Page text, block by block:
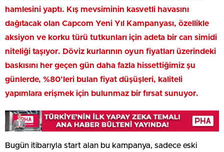
hamlesini yaptı. Kış mevsiminin kasvetli havasını
dağıtacak olan Capcom Yeni Yıl Kampanyası, özellikle
aksiyon ve korku türü tutkunları için adeta bir can simidi
niteliği taşıyor. Döviz kurlarının oyun fiyatları üzerindeki
baskısını her geçen gün daha fazla hissettiğimiz şu
günlerde, %80’leri bulan fiyat düşüşleri, kaliteli
yapımlara erişmek için bulunmaz bir fırsat sunuyor.
Bugün itibarıyla start alan bu kampanya, sadece eski